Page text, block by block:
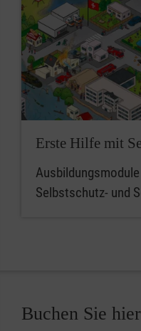
Erste Hilfe mit
Selbstschutz- und
Buchen Sie